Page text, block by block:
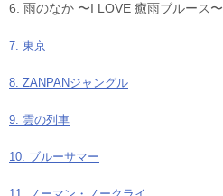
6. 雨のなか 〜I LOVE 癒雨ブルース〜
7. 東京
8. ZANPANジャングル
9. 雲の列車
10. ブルーサマー